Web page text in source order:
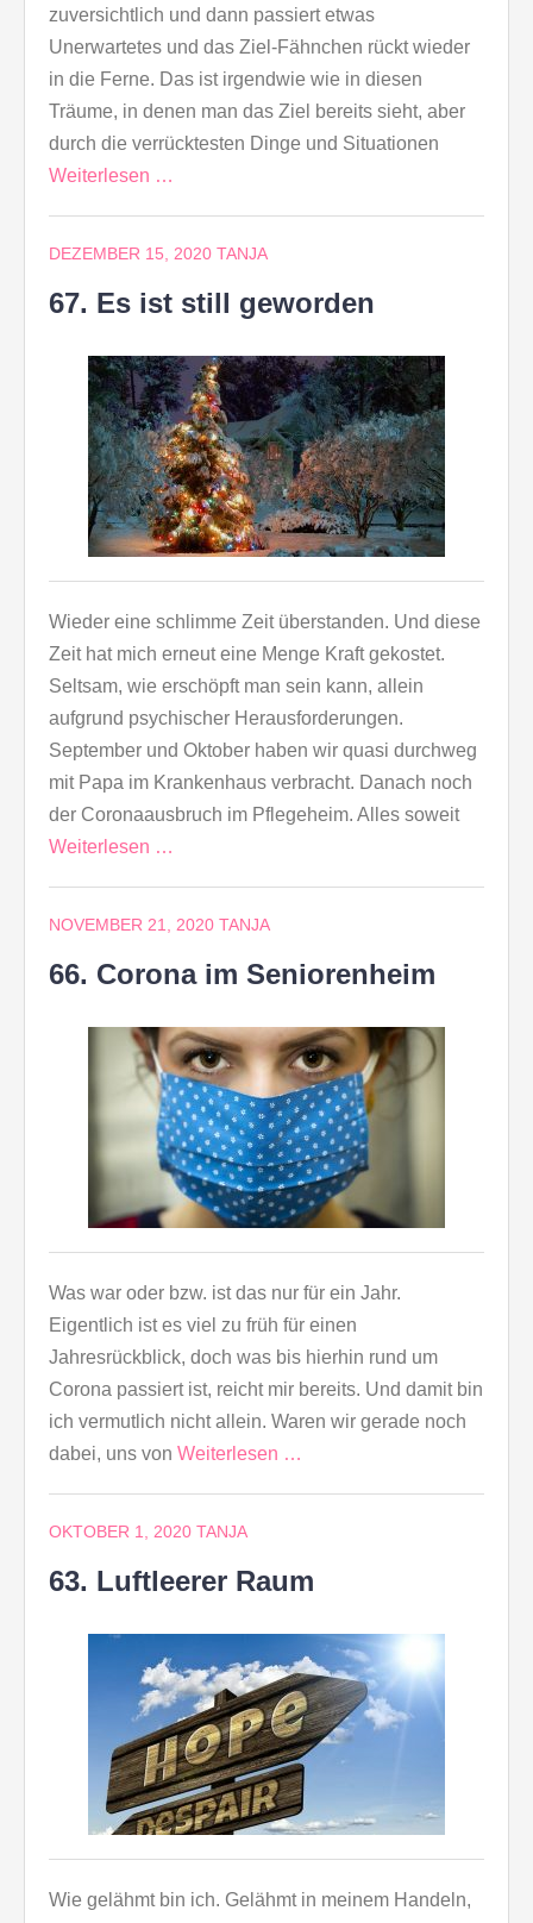
zuversichtlich und dann passiert etwas
Unerwartetes und das Ziel-Fähnchen rückt wieder
in die Ferne. Das ist irgendwie wie in diesen
Träume, in denen man das Ziel bereits sieht, aber
durch die verrücktesten Dinge und Situationen
Weiterlesen …
DEZEMBER 15, 2020 TANJA
67. Es ist still geworden
Wieder eine schlimme Zeit überstanden. Und diese
Zeit hat mich erneut eine Menge Kraft gekostet.
Seltsam, wie erschöpft man sein kann, allein
aufgrund psychischer Herausforderungen.
September und Oktober haben wir quasi durchweg
mit Papa im Krankenhaus verbracht. Danach noch
der Coronaausbruch im Pflegeheim. Alles soweit
Weiterlesen …
NOVEMBER 21, 2020 TANJA
66. Corona im Seniorenheim
Was war oder bzw. ist das nur für ein Jahr.
Eigentlich ist es viel zu früh für einen
Jahresrückblick, doch was bis hierhin rund um
Corona passiert ist, reicht mir bereits. Und damit bin
ich vermutlich nicht allein. Waren wir gerade noch
dabei, uns von Weiterlesen …
OKTOBER 1, 2020 TANJA
63. Luftleerer Raum
Wie gelähmt bin ich. Gelähmt in meinem Handeln,